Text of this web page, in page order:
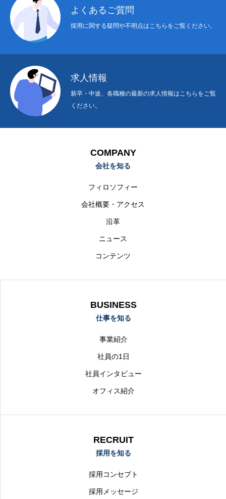
ことはありません。
5.開示対象個人情報の開示等及び問合せ窓口について
ご本人からの求めにより、当社が保有する開示対象個人情
報の利用目的の通知・開示・内容の訂正・追加又は削除・
利用の停止・消去及び第三者への提供の停止（「開示等」
といいます）に応じます。
開示等に応じる窓口は、１.に示す管理者とします。
が、情報のご提出をいただけない場合に、お問い合わせに
対して適切に回答できない場合があります。
よくあるご質問
採用に関する疑問や不明点はこちらをご覧ください。
求人情報
新卒・中途、各職種の最新の求人情報はこちらをご覧
ください。
COMPANY
会社を知る
フィロソフィー
会社概要・アクセス
沿革
ニュース
コンテンツ
BUSINESS
仕事を知る
事業紹介
社員の1日
社員インタビュー
オフィス紹介
RECRUIT
採用を知る
採用コンセプト
採用メッセージ